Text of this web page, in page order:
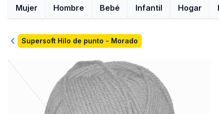
Mujer Hombre Bebé Infantil Hogar
VolverSupersoft Hilo de punto - Morado